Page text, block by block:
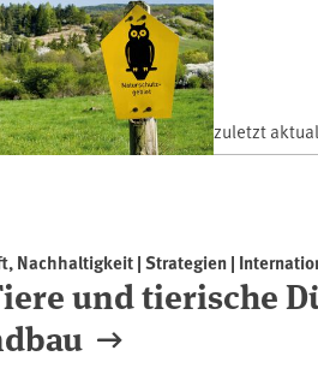
zuletzt
Nachhaltigkeit | Strategien |
und tierische